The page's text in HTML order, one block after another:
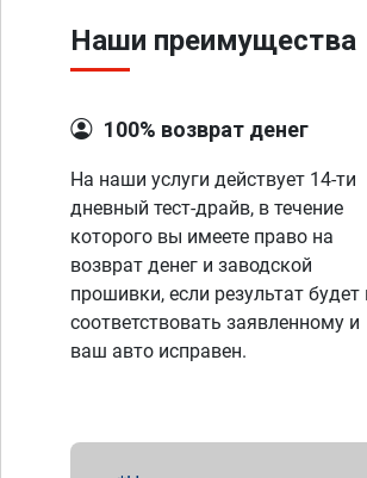
Наши преимущества
100% возврат денег
На наши услуги действует 14-ти
дневный тест-драйв, в течение
которого вы имеете право на
возврат денег и заводской
прошивки, если результат будет
соответствовать заявленному и
ваш авто исправен.